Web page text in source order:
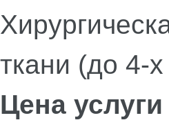
ткани (до 4-
Цена услуги